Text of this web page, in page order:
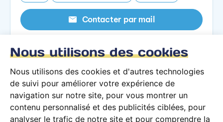
Nous utilisons des cookies
Nous utilisons des cookies et d'autres technologies
de suivi pour améliorer votre expérience de
navigation sur notre site, pour vous montrer un
contenu personnalisé et des publicités ciblées, pour
analyser le trafic de notre site et pour comprendre la
Contacter par mail
Contacter par téléphone
Voir le campus